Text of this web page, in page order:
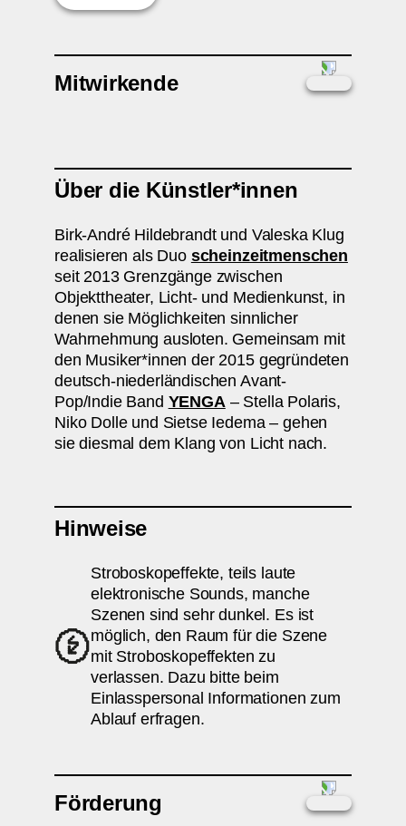
Mitwirkende
Über die Künstler*innen
Birk-André Hildebrandt und Valeska Klug
realisieren als Duo scheinzeitmenschen
seit 2013 Grenzgänge zwischen
Objekttheater, Licht- und Medienkunst, in
denen sie Möglichkeiten sinnlicher
Wahrnehmung ausloten. Gemeinsam mit
den Musiker*innen der 2015 gegründeten
deutsch-niederländischen Avant-
Pop/Indie Band YENGA – Stella Polaris,
Niko Dolle und Sietse Iedema – gehen
sie diesmal dem Klang von Licht nach.
Hinweise
Stroboskopeffekte, teils laute
elektronische Sounds, manche
Szenen sind sehr dunkel. Es ist
möglich, den Raum für die Szene
mit Stroboskopeffekten zu
verlassen. Dazu bitte beim
Einlasspersonal Informationen zum
Ablauf erfragen.
Förderung